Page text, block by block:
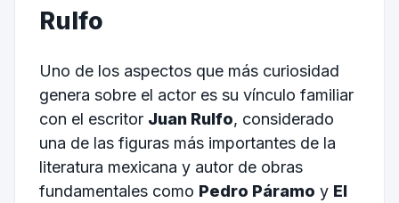
Rulfo
Uno de los aspectos que más curiosidad
genera sobre el actor es su vínculo familiar
con el escritor Juan Rulfo, considerado
una de las figuras más importantes de la
literatura mexicana y autor de obras
fundamentales como Pedro Páramo y El